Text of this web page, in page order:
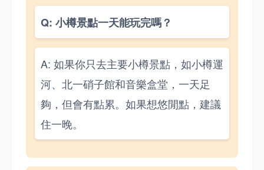
Q: 小樽景點一天能玩完嗎？
A: 如果你只去主要小樽景點，如小樽運
河、北一硝子館和音樂盒堂，一天足
夠，但會有點累。如果想悠閒點，建議
住一晚。